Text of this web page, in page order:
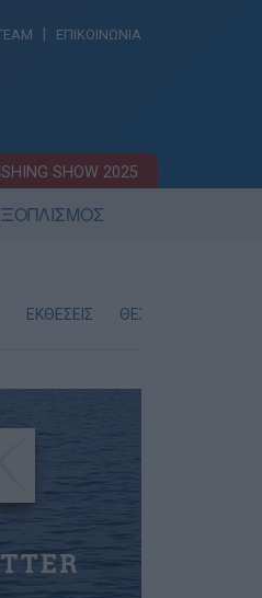
ΕΠΙΚΟΙΝΩΝΙΑ
SHOW 2025
ΕΚΘΕΣΕΙΣ ΘΕΣΕΙΣ ΕΡΓΑΣΙΑΣ